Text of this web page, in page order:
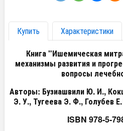
Купить
Характеристики
Книга "Ишемическая
механизмы развития и
вопросы
Авторы: Бузиашвили Ю. И.,
Э. У., Тугеева Э. Ф., Голубев
ISBN 978-5-